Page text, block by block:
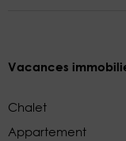
Vacances
Chalet
Appartement